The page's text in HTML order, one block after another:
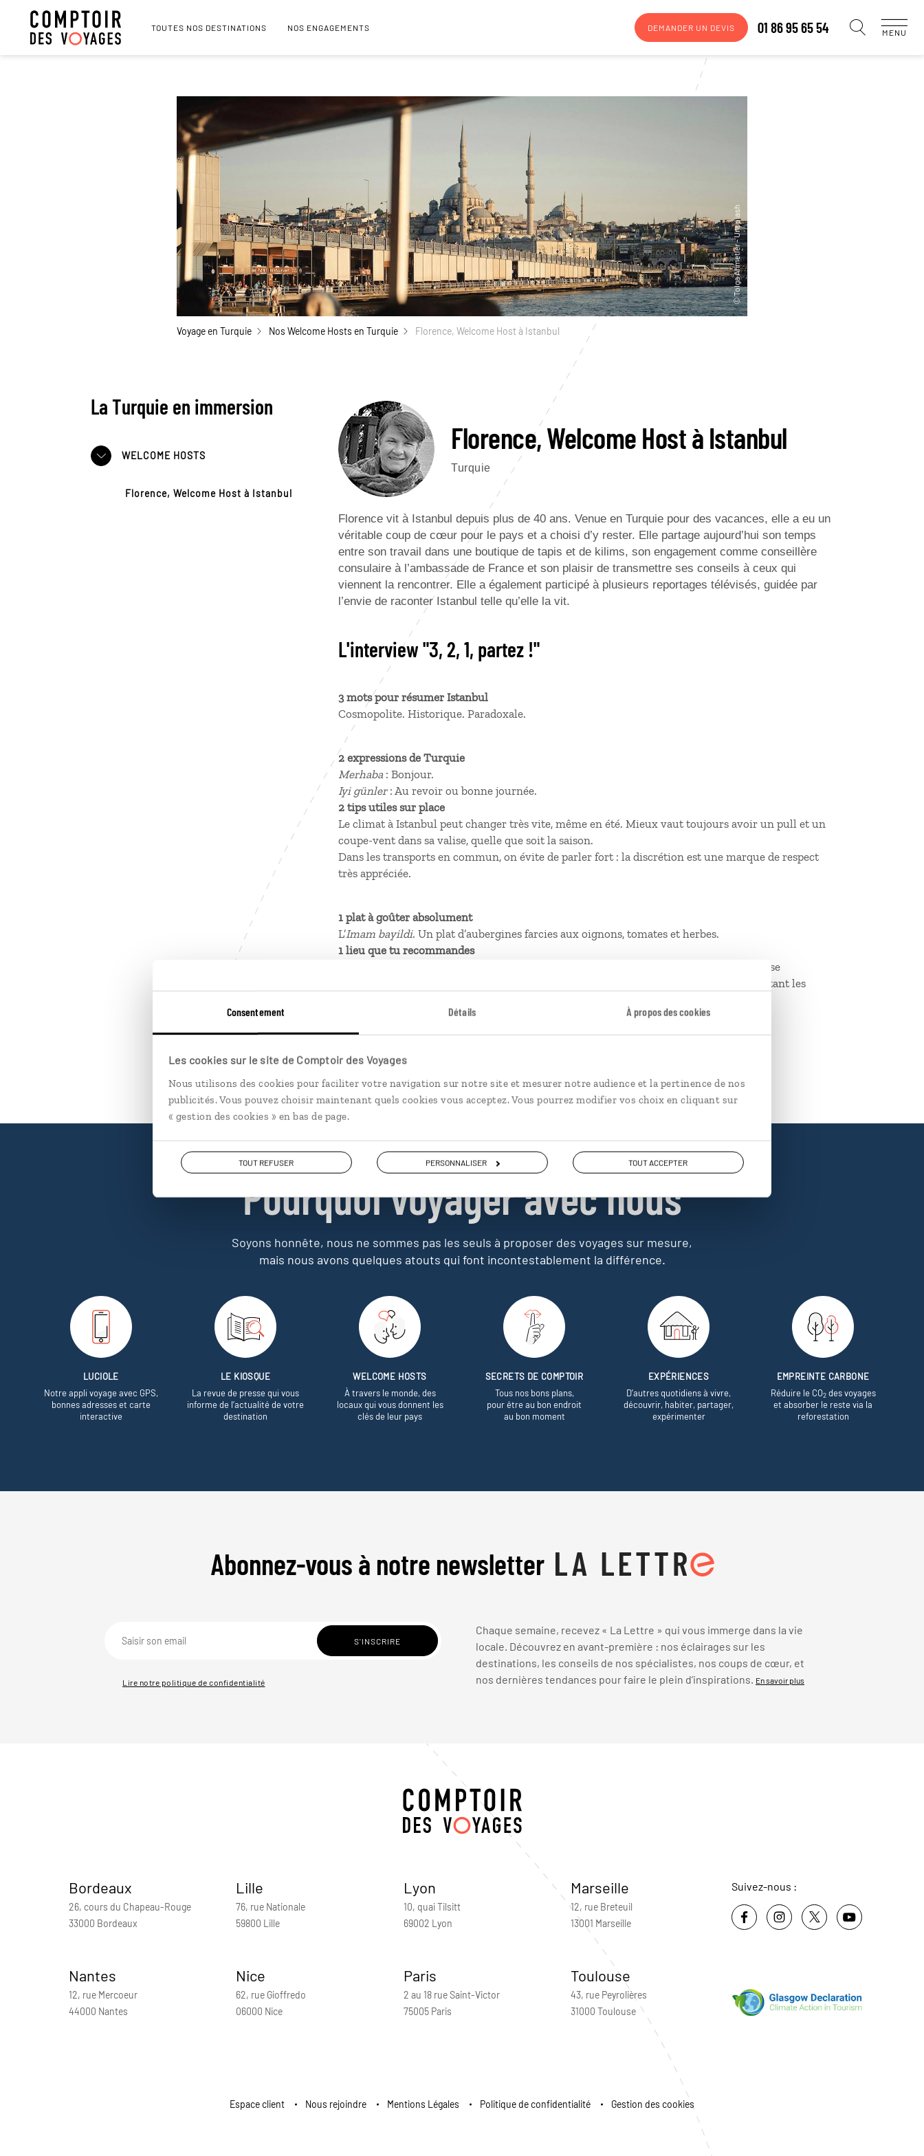
Consentement Détails À propos des cookies
Les cookies sur le site de Comptoir des Voyages
Nous utilisons des cookies pour faciliter votre navigation sur notre site et mesurer notre audience et la pertinence de nos
publicités. Vous pouvez choisir maintenant quels cookies vous acceptez. Vous pourrez modifier vos choix en cliquant sur
« gestion des cookies » en bas de page.
TOUT REFUSER PERSONNALISER TOUT ACCEPTER
TOUTES NOS DESTINATIONS NOS ENGAGEMENTS DEMANDER UN DEVIS 01 86 95 65 54 MENU
Voyage en Turquie Nos Welcome Hosts en Turquie Florence, Welcome Host à Istanbul
La Turquie en immersion
WELCOME HOSTS
Florence, Welcome Host à Istanbul
Florence, Welcome Host à Istanbul
Turquie
Florence vit à Istanbul depuis plus de 40 ans. Venue en Turquie pour des vacances, elle a eu un
véritable coup de cœur pour le pays et a choisi d’y rester. Elle partage aujourd’hui son temps
entre son travail dans une boutique de tapis et de kilims, son engagement comme conseillère
consulaire à l’ambassade de France et son plaisir de transmettre ses conseils à ceux qui
viennent la rencontrer. Elle a également participé à plusieurs reportages télévisés, guidée par
l’envie de raconter Istanbul telle qu’elle la vit.
L'interview "3, 2, 1, partez !"
3 mots pour résumer Istanbul
Cosmopolite. Historique. Paradoxale.
2 expressions de Turquie
Merhaba : Bonjour.
Iyi günler: Au revoir ou bonne journée.
2 tips utiles sur place
Le climat à Istanbul peut changer très vite, même en été. Mieux vaut toujours avoir un pull et un
coupe-vent dans sa valise, quelle que soit la saison.
Dans les transports en commun, on évite de parler fort : la discrétion est une marque de respect
très appréciée.
1 plat à goûter absolument
L’Imam bayildi. Un plat d’aubergines farcies aux oignons, tomates et herbes.
1 lieu que tu recommandes
L’église Saint-Sauveur-in-Chora. Moins connue que Sainte-Sophie, cette ancienne église
byzantine, aujourd’hui mosquée, conserve de magnifiques fresques chrétiennes racontant les
Un coucher de soleil face au Bosphore et au palais de Topkapi.
Pourquoi voyager avec nous
Soyons honnête, nous ne sommes pas les seuls à proposer des voyages sur mesure,
mais nous avons quelques atouts qui font incontestablement la différence.
LUCIOLE
Notre appli voyage avec GPS,
bonnes adresses et carte
interactive
LE KIOSQUE
La revue de presse qui vous
informe de l’actualité de votre
destination
WELCOME HOSTS
À travers le monde, des
locaux qui vous donnent les
clés de leur pays
SECRETS DE COMPTOIR
Tous nos bons plans,
pour être au bon endroit
au bon moment
EXPÉRIENCES
D’autres quotidiens à vivre,
découvrir, habiter, partager,
expérimenter
EMPREINTE CARBONE
Réduire le CO2des voyages
et absorber le reste via la
reforestation
Abonnez-vous à notre newsletter
Lire notre politique de confidentialité
Chaque semaine, recevez « La Lettre » qui vous immerge dans la vie
locale. Découvrez en avant-première : nos éclairages sur les
destinations, les conseils de nos spécialistes, nos coups de cœur, et
nos dernières tendances pour faire le plein d’inspirations. En savoir plus
Bordeaux
26, cours du Chapeau-Rouge
33000 Bordeaux
Lille
76, rue Nationale
59800 Lille
Lyon
10, quai Tilsitt
69002 Lyon
Marseille
12, rue Breteuil
13001 Marseille
Nantes
12, rue Mercoeur
44000 Nantes
Nice
62, rue Gioffredo
06000 Nice
Paris
2 au 18 rue Saint-Victor
75005 Paris
Toulouse
43, rue Peyrolières
31000 Toulouse
Suivez-nous :
Espace client Nous rejoindre Mentions Légales Politique de confidentialité Gestion des cookies